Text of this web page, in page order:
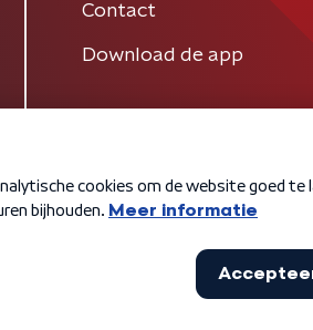
Contact
Download de app